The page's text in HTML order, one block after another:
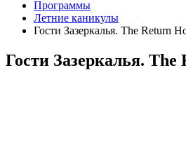
Программы
Летние каникулы
Гости Зазеркалья. The Return
Гости Зазеркалья. The